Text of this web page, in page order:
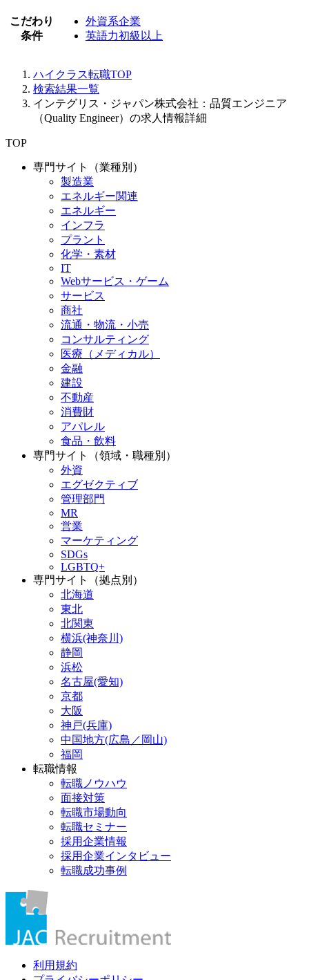
こだわり
条件
外資系企業
英語力初級以上
ハイクラス転職TOP
検索結果一覧
インテグリス・ジャパン株式会社：品質エンジニア
（Quality Engineer）の求人情報詳細
TOP
専門サイト（業種別）
製造業
エネルギー関連
エネルギー
インフラ
プラント
化学・素材
IT
Webサービス・ゲーム
サービス
商社
流通・物流・小売
コンサルティング
医療（メディカル）
金融
建設
不動産
消費財
アパレル
食品・飲料
専門サイト（領域・職種別）
外資
エグゼクティブ
管理部門
MR
営業
マーケティング
SDGs
LGBTQ+
専門サイト（拠点別）
北海道
東北
北関東
横浜(神奈川)
静岡
浜松
名古屋(愛知)
京都
大阪
神戸(兵庫)
中国地方(広島／岡山)
福岡
転職情報
転職ノウハウ
面接対策
転職市場動向
転職セミナー
採用企業情報
採用企業インタビュー
転職成功事例
利用規約